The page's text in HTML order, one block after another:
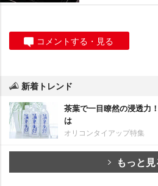
コメントする・見る
新着トレンド
茶葉で一目瞭然の浸透力
は
オリコンタイアップ特集
もっと見